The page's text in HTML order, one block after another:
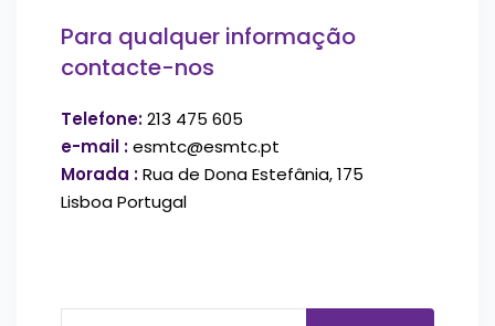
Para qualquer informação
contacte-nos
Telefone:213 475 605
e-mail :esmtc@esmtc.pt
Morada :Rua de Dona Estefânia, 175
Lisboa Portugal